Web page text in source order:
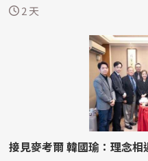
思銘、...
2 天
接見麥考爾 韓國瑜：理念